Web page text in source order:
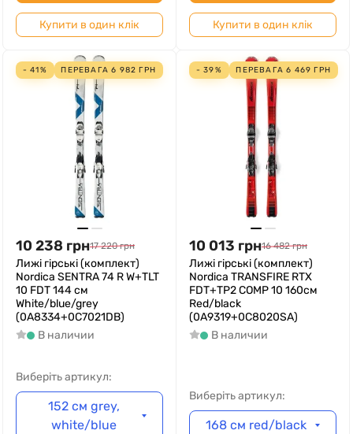
Купити в один клік Купити в один клік
- 41% ПЕРЕВАГА6 982 ГРН
10 238 грн17 220 грн
Лижі гірські (комплект)
Nordica SENTRA 74 R W+TLT
10 FDT 144 см
White/blue/grey
(0A8334+0C7021DB)
В наличии
Виберіть артикул:
152 см grey,
white/blue
- 39% ПЕРЕВАГА6 469 ГРН
10 013 грн16 482 грн
Лижі гірські (комплект)
Nordica TRANSFIRE RTX
FDT+TP2 COMP 10 160см
Red/black
(0A9319+0C8020SA)
В наличии
Виберіть артикул:
168 см red/black